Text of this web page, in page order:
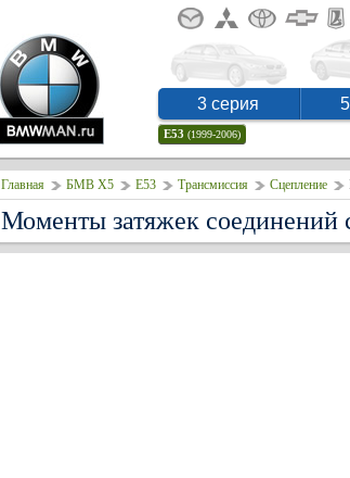
3 серия
E53 (1999-2006)
Главная БМВ Х5 E53 Трансмиссия Сцепление
Моменты затяжек соединений